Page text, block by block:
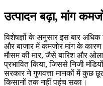
उत्पादन बढ़ा, मांग
विशेषज्ञों के अनुसार इस बार
और बाजार में कमजोर मांग के
मौसम की मार, जैसे बारिश और
प्रभावित किया, जिससे निजी
सरकार ने गुणवत्ता मानकों में कुछ
किसानों तक नहीं पहुंच सका।